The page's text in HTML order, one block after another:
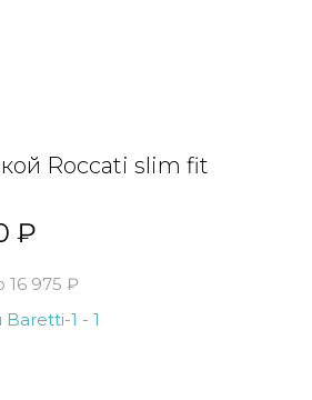
Roccati slim fit
₽
16 975 ₽